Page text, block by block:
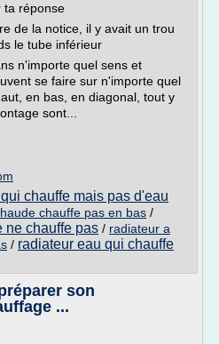
ta réponse
de la notice, il y avait un trou
le tube inférieur
n'importe quel sens et
se faire sur n'importe quel
en bas, en diagonal, tout y
sont...
chauffe mais pas d'eau
chauffe pas en bas /
ne chauffe pas / radiateur a
/ radiateur eau qui chauffe
son
...